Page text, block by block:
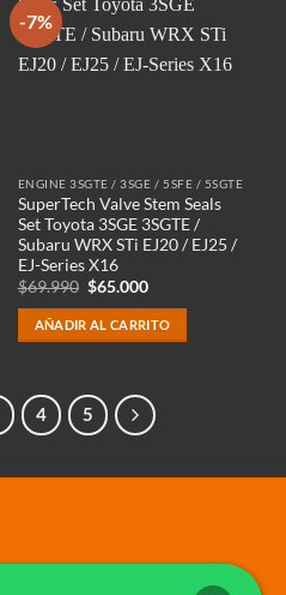
-7%
ENGINE 3SGTE / 3SGE / 5SFE / 5SGTE
SuperTech Valve Stem Seals
Set Toyota 3SGE 3SGTE /
Subaru WRX STi EJ20 / EJ25 /
EJ-Series X16
$69.990 El
original
era:
$69.990.
$65.000El
actual
es:
$65.000.
AÑADIR AL CARRITO
4 5